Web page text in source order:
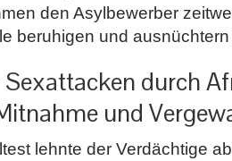
den Asylbewerber
beruhigen und
durch
und
lehnte der Verdächtige